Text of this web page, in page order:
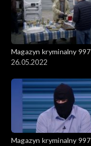
Magazyn kryminalny 997
26.05.2022
Magazyn kryminalny 997